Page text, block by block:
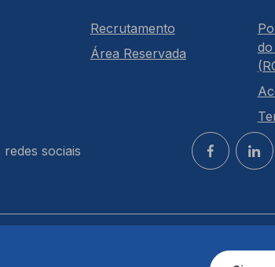
Recrutamento
Área Reservada
do
sociais